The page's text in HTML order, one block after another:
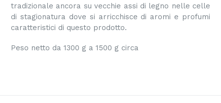
tradizionale ancora su vecchie assi di legno nelle celle
di stagionatura dove si arricchisce di aromi e profumi
caratteristici di questo prodotto.
Peso netto da 1300 g a 1500 g circa